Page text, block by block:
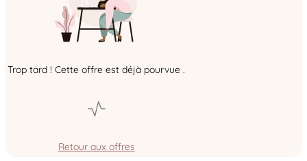
Trop tard ! Cette offre est déjà pourvue .
Retour aux offres